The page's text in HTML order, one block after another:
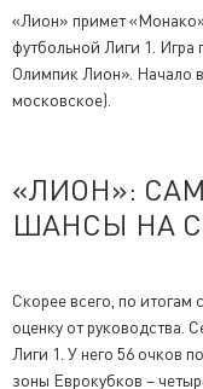
«Лион» примет
футбольной Лиги 1.
Олимпик Лион». Начало
московское).
«ЛИОН»:
ШАНСЫ НА
Скорее всего, по итогам
оценку от руководства.
Лиги 1. У него 56 очков
зоны Еврокубков –